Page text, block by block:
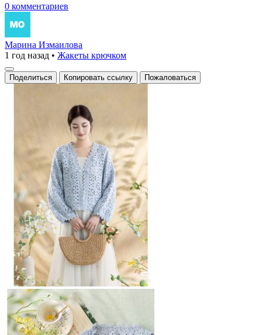
0 комментариев
Марина Измаилова
1 год назад • Жакеты крючком
Поделиться Копировать ссылку Пожаловаться